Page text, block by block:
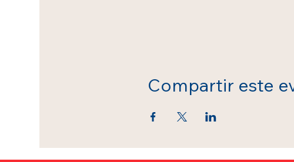
Compartir este